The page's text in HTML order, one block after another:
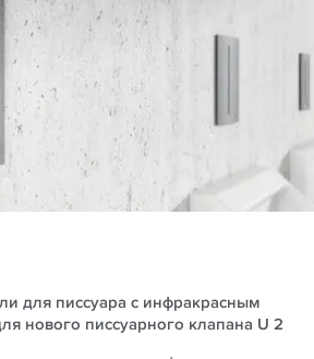
для писсуара с инфракрасным
нового писсуарного клапана U 2